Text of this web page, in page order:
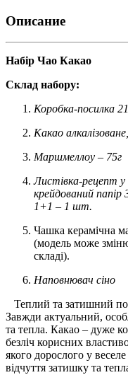
Описание
Набір Чао Какао
Склад набору:
Коробка-посилка
Какао
Маршмеллоу – 75г
Листівка-рецепт у
крейдований
1+1 – 1 шт.
Чашка керамічна
(модель може
складі).
Наповнювач сіно
Теплий та затишний
Завжди актуальний,
та тепла. Какао – дуже
безліч корисних
якого дорослого у
відчуття затишку та